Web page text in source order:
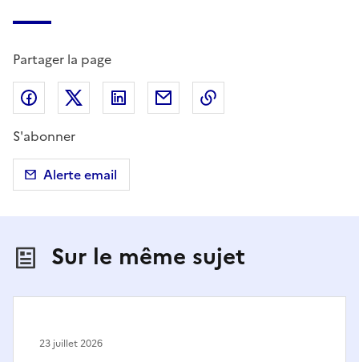
Partager la page
Partager sur Facebook
Partager sur X (anciennement Twitter)
Partager sur LinkedIn
Partager par email
S'abonner
Alerte email
Sur le même sujet
23 juillet 2026